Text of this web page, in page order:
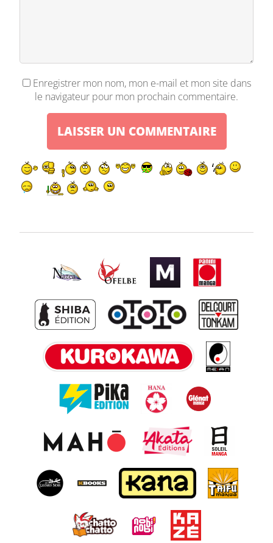
Enregistrer mon nom, mon e-mail et mon site dans
le navigateur pour mon prochain commentaire.